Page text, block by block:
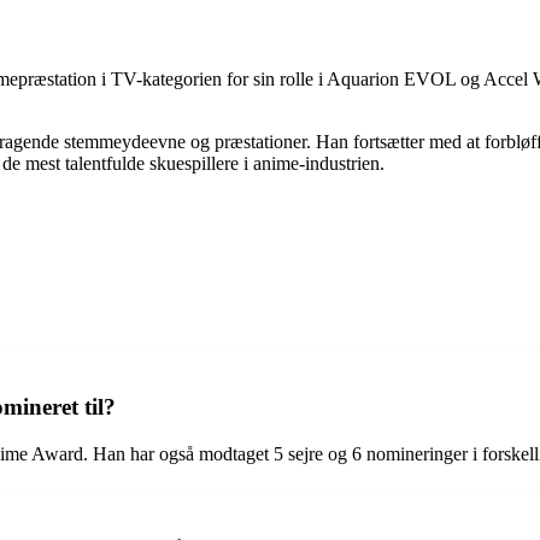
i TV-kategorien for sin rolle i Aquarion EVOL og Accel
stemmeydeevne og præstationer. Han fortsætter med at
mest talentfulde skuespillere i anime-industrien.
til?
Award. Han har også modtaget 5 sejre og 6 nomineringer i